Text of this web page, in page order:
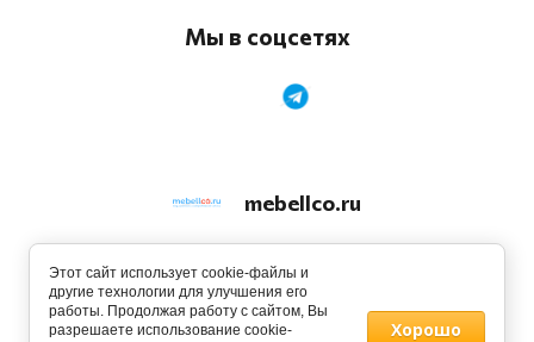
mebellco.ru
© 2013 - 2026
Мы в соцсетях
Этот сайт использует cookie-файлы и
другие технологии для улучшения его
работы. Продолжая работу с сайтом, Вы
разрешаете использование cookie-
Хорошо